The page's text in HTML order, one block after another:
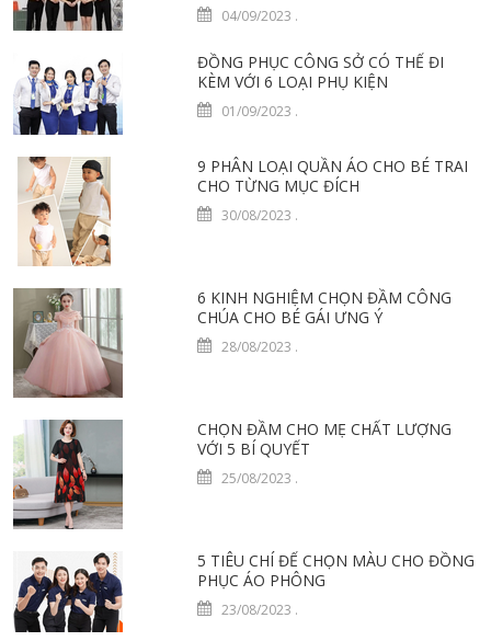
04/09/2023 .
ĐỒNG PHỤC CÔNG SỞ CÓ THỂ ĐI
KÈM VỚI 6 LOẠI PHỤ KIỆN
01/09/2023 .
9 PHÂN LOẠI QUẦN ÁO CHO BÉ TRAI
CHO TỪNG MỤC ĐÍCH
30/08/2023 .
6 KINH NGHIỆM CHỌN ĐẦM CÔNG
CHÚA CHO BÉ GÁI ƯNG Ý
28/08/2023 .
CHỌN ĐẦM CHO MẸ CHẤT LƯỢNG
VỚI 5 BÍ QUYẾT
25/08/2023 .
5 TIÊU CHÍ ĐỂ CHỌN MÀU CHO ĐỒNG
PHỤC ÁO PHÔNG
23/08/2023 .